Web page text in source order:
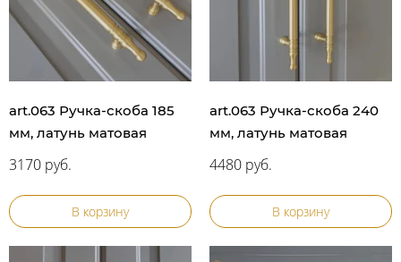
art.063 Ручка-скоба 185
мм, латунь матовая
3170 руб.
В корзину
art.063 Ручка-скоба 240
мм, латунь матовая
4480 руб.
В корзину